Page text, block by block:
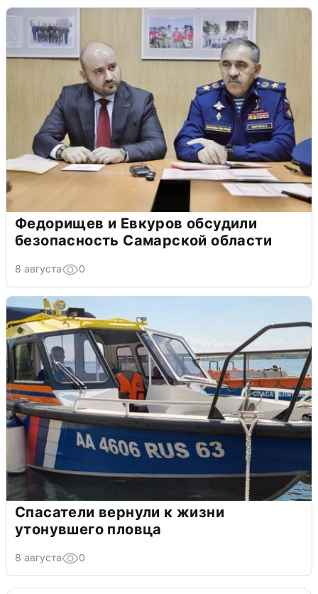
Федорищев и Евкуров обсудили
безопасность Самарской области
8 августа 0
Спасатели вернули к жизни
утонувшего пловца
8 августа 0